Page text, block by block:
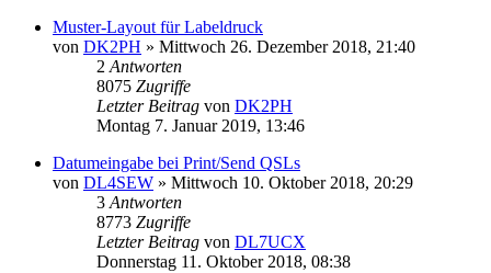
Muster-Layout für Labeldruck
von DK2PH » Mittwoch 26. Dezember 2018, 21:40
2 Antworten
8075 Zugriffe
Letzter Beitrag von DK2PH
Montag 7. Januar 2019, 13:46
Datumeingabe bei Print/Send QSLs
von DL4SEW » Mittwoch 10. Oktober 2018, 20:29
3 Antworten
8773 Zugriffe
Letzter Beitrag von DL7UCX
Donnerstag 11. Oktober 2018, 08:38